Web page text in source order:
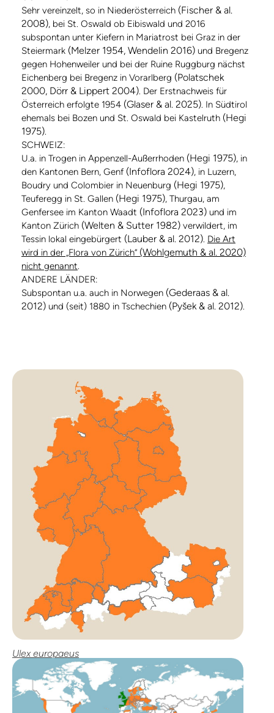
Sehr vereinzelt, so in Niederösterreich (Fischer & al.
2008), bei St. Oswald ob Eibiswald und 2016
subspontan unter Kiefern in Mariatrost bei Graz in der
Steiermark (Melzer 1954, Wendelin 2016) und Bregenz
gegen Hohenweiler und bei der Ruine Ruggburg nächst
Eichenberg bei Bregenz in Vorarlberg (Polatschek
2000, Dörr & Lippert 2004). Der Erstnachweis für
Österreich erfolgte 1954 (Glaser & al. 2025). In Südtirol
ehemals bei Bozen und St. Oswald bei Kastelruth (Hegi
1975).
SCHWEIZ:
U.a. in Trogen in Appenzell-Außerrhoden (Hegi 1975), in
den Kantonen Bern, Genf (Infoflora 2024), in Luzern,
Boudry und Colombier in Neuenburg (Hegi 1975),
Teuferegg in St. Gallen (Hegi 1975), Thurgau, am
Genfersee im Kanton Waadt (Infoflora 2023) und im
Kanton Zürich (Welten & Sutter 1982) verwildert, im
Tessin lokal eingebürgert (Lauber & al. 2012). Die Art
wird in der „Flora von Zürich“ (Wohlgemuth & al. 2020)
nicht genannt.
ANDERE LÄNDER:
Subspontan u.a. auch in Norwegen (Gederaas & al.
2012) und (seit) 1880 in Tschechien (Pyšek & al. 2012).
Ulex europaeus